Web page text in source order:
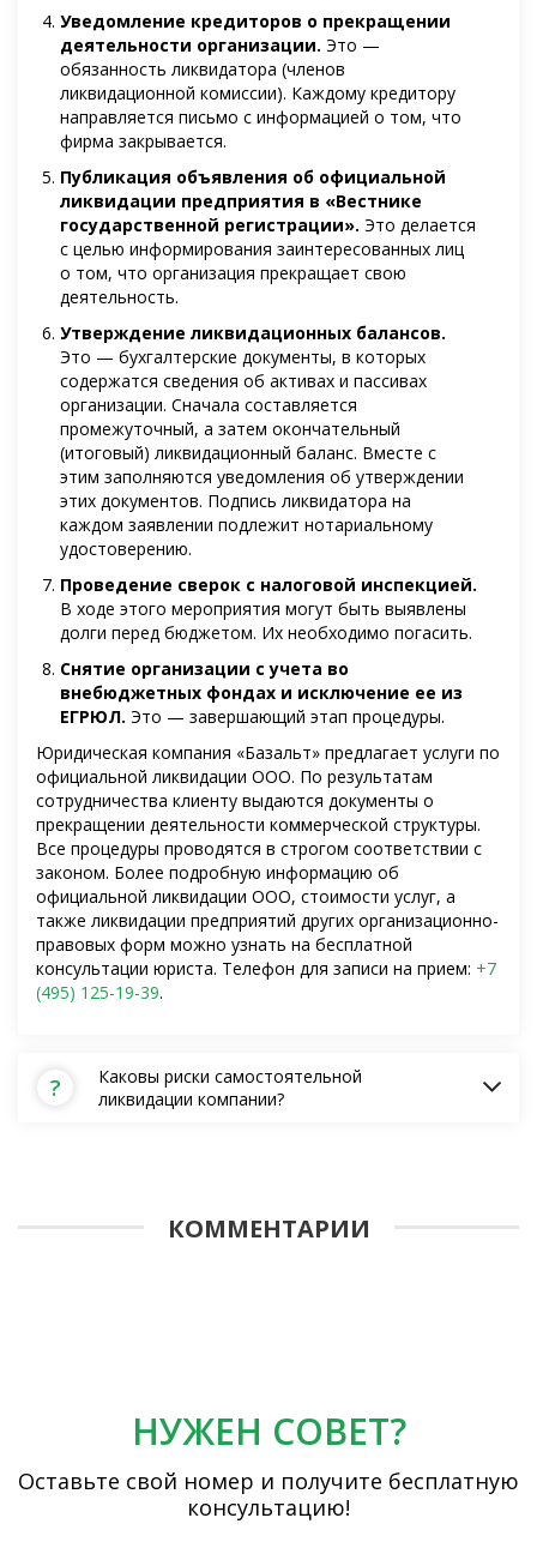
Уведомление кредиторов о прекращении
деятельности организации. Это —
обязанность ликвидатора (членов
ликвидационной комиссии). Каждому кредитору
направляется письмо с информацией о том, что
фирма закрывается.
Публикация объявления об официальной
ликвидации предприятия в «Вестнике
государственной регистрации». Это делается
с целью информирования заинтересованных лиц
о том, что организация прекращает свою
деятельность.
Утверждение ликвидационных балансов.
Это — бухгалтерские документы, в которых
содержатся сведения об активах и пассивах
организации. Сначала составляется
промежуточный, а затем окончательный
(итоговый) ликвидационный баланс. Вместе с
этим заполняются уведомления об утверждении
этих документов. Подпись ликвидатора на
каждом заявлении подлежит нотариальному
удостоверению.
Проведение сверок с налоговой инспекцией.
В ходе этого мероприятия могут быть выявлены
долги перед бюджетом. Их необходимо погасить.
Снятие организации с учета во
внебюджетных фондах и исключение ее из
ЕГРЮЛ. Это — завершающий этап процедуры.
Юридическая компания «Базальт» предлагает услуги по
официальной ликвидации ООО. По результатам
сотрудничества клиенту выдаются документы о
прекращении деятельности коммерческой структуры.
Все процедуры проводятся в строгом соответствии с
законом. Более подробную информацию об
официальной ликвидации ООО, стоимости услуг, а
также ликвидации предприятий других организационно-
правовых форм можно узнать на бесплатной
консультации юриста. Телефон для записи на прием: +7
(495) 125-19-39.
?
Каковы риски самостоятельной
ликвидации компании?
КОММЕНТАРИИ
НУЖЕН СОВЕТ?
Оставьте свой номер и получите бесплатную
консультацию!